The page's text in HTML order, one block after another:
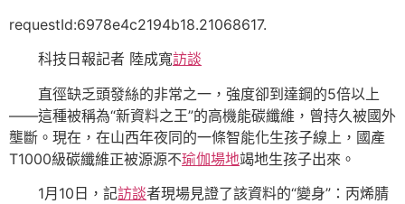
requestId:6978e4c2194b18.21068617.
科技日報記者 陸成寬訪談
直徑缺乏頭發絲的非常之一，強度卻到達鋼的5倍以上
——這種被稱為“新資料之王”的高機能碳纖維，曾持久被國外
壟斷。現在，在山西年夜同的一條智能化生孩子線上，國產
T1000級碳纖維正被源源不瑜伽場地竭地生孩子出來。
1月10日，記訪談者現場見證了該資料的“變身”：丙烯腈